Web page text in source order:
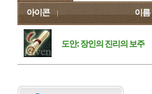
아이콘 이름
도안: 장인의 진리의 보주